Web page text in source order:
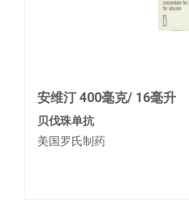
安维汀 400毫克/ 16毫升
贝伐珠单抗
美国罗氏制药